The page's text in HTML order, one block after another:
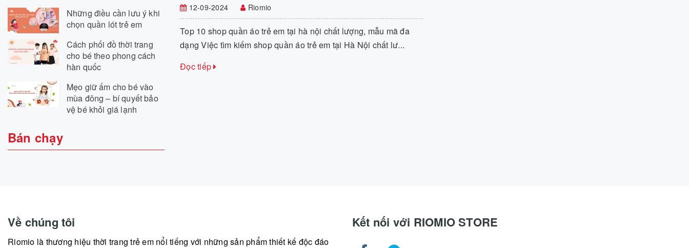
12-09-2024 Riomio
Top 10 shop quần áo trẻ em tại hà nội chất lượng, mẫu mã đa
dạng Việc tìm kiếm shop quần áo trẻ em tại Hà Nội chất lư...
Đọc tiếp
Những điều cần lưu ý khi
chọn quần lót trẻ em
Cách phối đồ thời trang
cho bé theo phong cách
hàn quốc
Mẹo giữ ấm cho bé vào
mùa đông – bí quyết bảo
vệ bé khỏi giá lạnh
Bán chạy
Về chúng tôi
Riomio là thương hiệu thời trang trẻ em nổi tiếng với những sản phẩm thiết kế độc đáo
Kết nối với RIOMIO STORE